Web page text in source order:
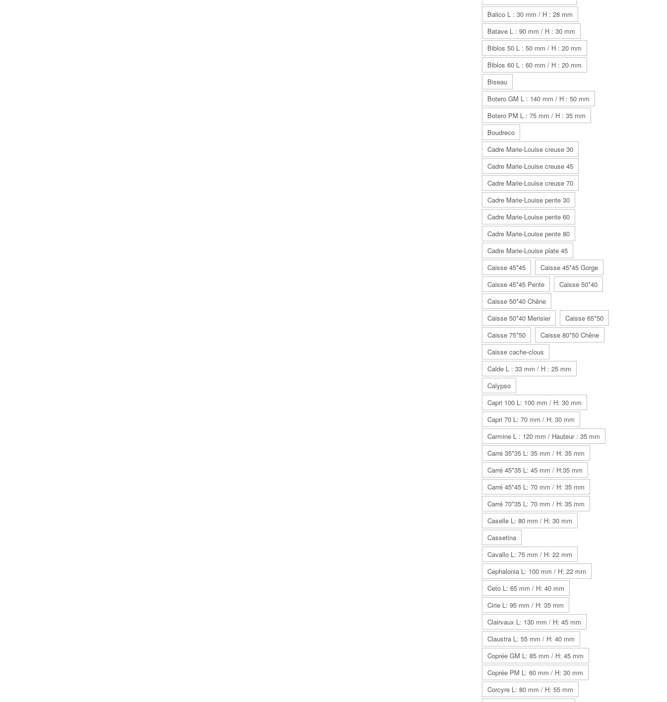
Balico L : 30 mm / H : 28 mm
Batave L : 90 mm / H : 30 mm
Biblos 50 L : 50 mm / H : 20 mm
Biblos 60 L : 60 mm / H : 20 mm
Biseau
Botero GM L : 140 mm / H : 50 mm
Botero PM L : 75 mm / H : 35 mm
Boudreco
Cadre Marie-Louise creuse 30
Cadre Marie-Louise creuse 45
Cadre Marie-Louise creuse 70
Cadre Marie-Louise pente 30
Cadre Marie-Louise pente 60
Cadre Marie-Louise pente 80
Cadre Marie-Louise plate 45
Caisse 45*45
Caisse 45*45 Gorge
Caisse 45*45 Pente
Caisse 50*40
Caisse 50*40 Chêne
Caisse 50*40 Merisier
Caisse 65*50
Caisse 75*50
Caisse 80*50 Chêne
Caisse cache-clous
Calde L : 33 mm / H : 25 mm
Calypso
Capri 100 L: 100 mm / H: 30 mm
Capri 70 L: 70 mm / H: 30 mm
Carmine L : 120 mm / Hauteur : 35 mm
Carré 35*35 L: 35 mm / H: 35 mm
Carré 45*35 L: 45 mm / H:35 mm
Carré 45*45 L: 70 mm / H: 35 mm
Carré 70*35 L: 70 mm / H: 35 mm
Caselle L: 80 mm / H: 30 mm
Cassetina
Cavallo L: 75 mm / H: 22 mm
Cephalonia L: 100 mm / H: 22 mm
Ceto L: 65 mm / H: 40 mm
Cirie L: 95 mm / H: 35 mm
Clairvaux L: 130 mm / H: 45 mm
Claustra L: 55 mm / H: 40 mm
Coprée GM L: 85 mm / H: 45 mm
Coprée PM L: 60 mm / H: 30 mm
Corcyre L: 80 mm / H: 55 mm